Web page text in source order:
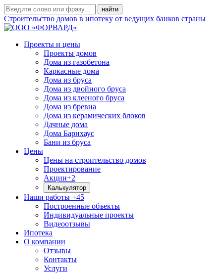
Строительство домов в ипотеку от ведущих банков страны
Проекты и цены
Проекты домов
Дома из газобетона
Каркасные дома
Дома из бруса
Дома из двойного бруса
Дома из клееного бруса
Дома из бревна
Дома из керамических блоков
Дачные дома
Дома Барнхаус
Бани из бруса
Цены
Цены на строительство домов
Проектирование
Акции+2
Калькулятор
Наши работы +45
Построенные объекты
Индивидуальные проекты
Видеоотзывы
Ипотека
О компании
Отзывы
Контакты
Услуги